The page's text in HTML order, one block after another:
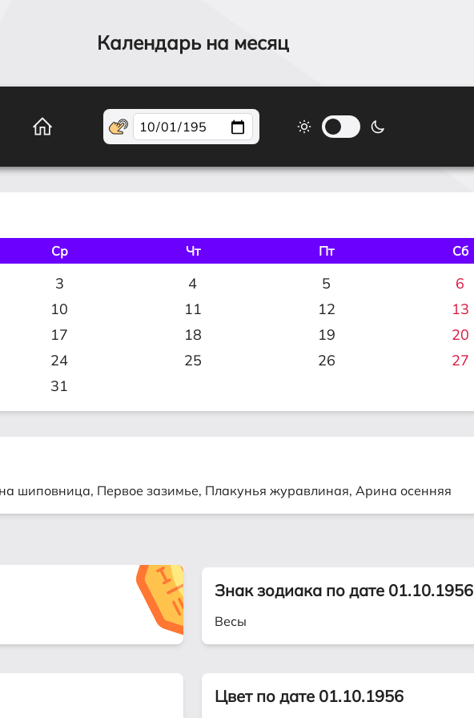
Календарь на месяц
Ср Чт Пт Сб
3 4 5 6
10 11 12 13
17 18 19 20
24 25 26 27
31
шиповница, Первое зазимье, Плакунья журавлиная, Арина осенняя
Знак зодиака по дате 01.10.1956
Весы
Цвет по дате 01.10.1956